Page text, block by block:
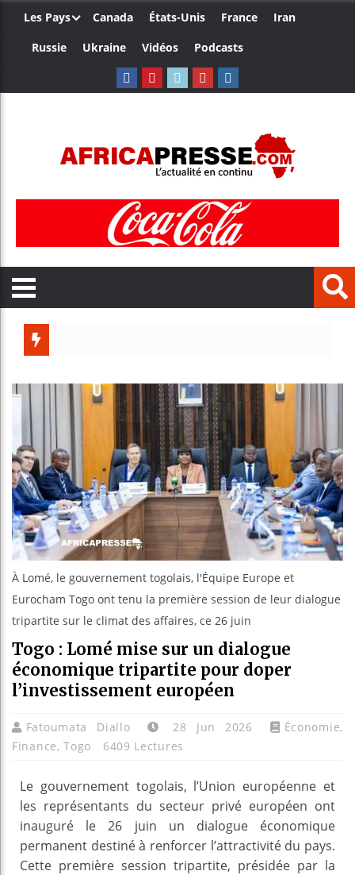
Les Pays Canada États-Unis France
Iran
Russie
Ukraine Vidéos Podcasts
Canada :
À Lomé, le gouvernement togolais, l'Équipe Europe et
Eurocham Togo ont tenu la première session de leur dialogue
tripartite sur le climat des affaires, ce 26 juin
Togo : Lomé mise sur un dialogue
économique tripartite pour doper
l’investissement européen
Fatoumata Diallo 28 Jun 2026 Économie,
Finance,Togo 6409 Lectures
Le gouvernement togolais, l’Union européenne et
les représentants du secteur privé européen ont
inauguré le 26 juin un dialogue économique
permanent destiné à renforcer l’attractivité du pays.
Cette première session tripartite, présidée par la